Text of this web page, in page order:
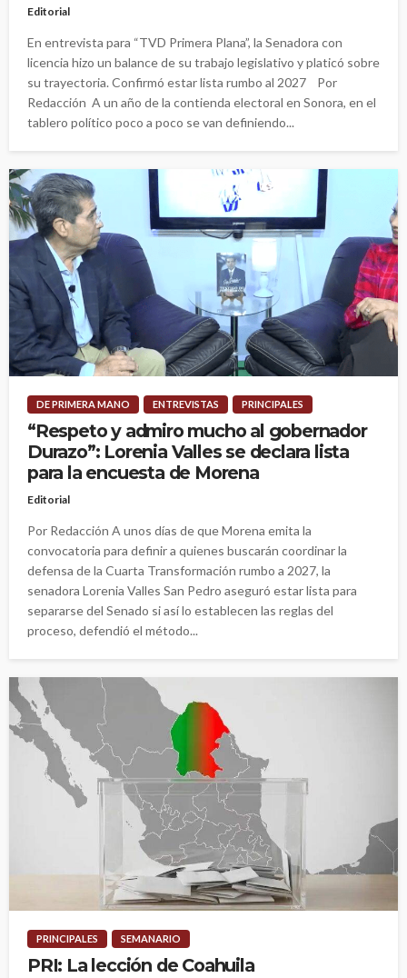
Editorial
En entrevista para “TVD Primera Plana”, la Senadora con
licencia hizo un balance de su trabajo legislativo y platicó sobre
su trayectoria. Confirmó estar lista rumbo al 2027 Por
Redacción A un año de la contienda electoral en Sonora, en el
tablero político poco a poco se van definiendo...
DE PRIMERA MANO ENTREVISTAS PRINCIPALES
“Respeto y admiro mucho al gobernador
Durazo”: Lorenia Valles se declara lista
para la encuesta de Morena
Editorial
Por Redacción A unos días de que Morena emita la
convocatoria para definir a quienes buscarán coordinar la
defensa de la Cuarta Transformación rumbo a 2027, la
senadora Lorenia Valles San Pedro aseguró estar lista para
separarse del Senado si así lo establecen las reglas del
proceso, defendió el método...
PRINCIPALES SEMANARIO
PRI: La lección de Coahuila